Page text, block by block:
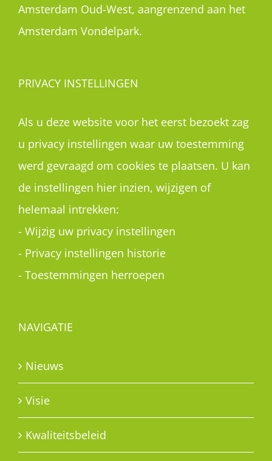
Amsterdam Oud-West, aangrenzend aan het
Amsterdam Vondelpark.
PRIVACY INSTELLINGEN
Als u deze website voor het eerst bezoekt zag
u privacy instellingen waar uw toestemming
werd gevraagd om cookies te plaatsen. U kan
de instellingen hier inzien, wijzigen of
helemaal intrekken:
- Wijzig uw privacy instellingen
- Privacy instellingen historie
- Toestemmingen herroepen
NAVIGATIE
Nieuws
Visie
Kwaliteitsbeleid